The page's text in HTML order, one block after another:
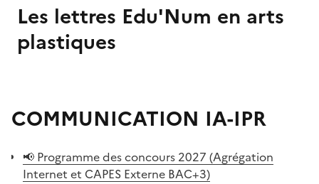
couverture
(conseillée)
Les lettres Edu'Num en arts
plastiques
couverture
(conseillée)
COMMUNICATION IA-IPR
📢 Programme des concours 2027 (Agrégation
Internet et CAPES Externe BAC+3)